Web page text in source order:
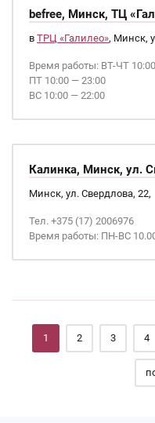
befree, Минск, ТЦ
в ТРЦ «Галилео», Минск,
Время работы: ВТ-ЧТ
ПТ 10:00 — 23:00
ВС 10:00 — 22:00
Калинка, Минск, ул.
Минск, ул. Свердлова, 22,
Тел. +375 (17) 2006976
Время работы: ПН-ВС
Страницы
1 2 3 4